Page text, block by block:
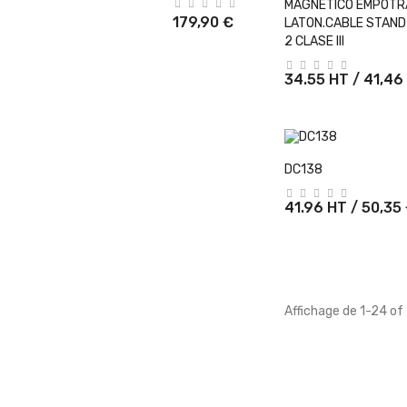
179,90 €
MAGNETICO
LATON.CABLE
2 CLASE III
34.55 HT / 41,46
DC138
41.96 HT / 50,35
Affichage de 1-24